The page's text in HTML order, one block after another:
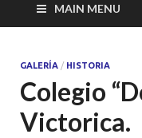
MAIN MENU
GALERÍA / HISTORIA
Colegio
Victorica.